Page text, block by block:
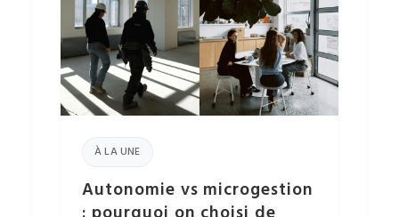
À LA UNE
Autonomie vs microgestion